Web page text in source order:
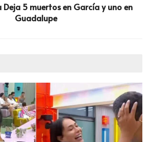
5 muertos en García y uno en
Guadalupe